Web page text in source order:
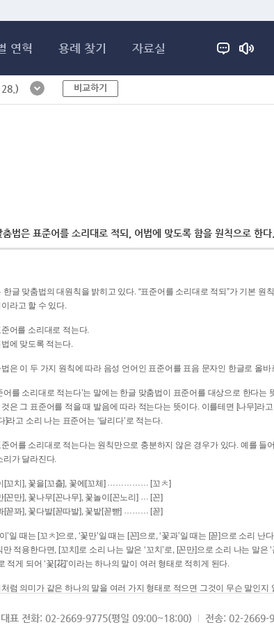
연혁 용례 찾기 자료실
비교하기
춤법은 표준어를 소리대로 적되, 어법에 맞도록 함을 원칙으로 한다.
한글 맞춤법의 대원칙을 밝히고 있다. “표준어를 소리대로 적되”가 기본 원
라고 할 수 있다.
준어를 소리대로 적는다.
법에 맞도록 적는다.
은 이 두 가지 원칙에 따라 음성 언어인 표준어를 표음 문자인 한글로 올
어를 소리대로 적는다’는 말에는 한글 맞춤법이 표준어를 대상으로 한다는
준어를 적을 때 발음에 따라 적는다는 뜻이다. 이를테면 [나무]라고 소리 나는 표준어는 ‘나무’로 적
]라고 소리 나는 표준어는 ‘달리다’로 적는다.
어를 소리대로 적는다는 원칙만으로 충분하지 않은 경우가 있다. 예를 들
리가 달라진다.
[꼬치], 꽃을[꼬츨], 꽃에[꼬체] …………… [꼬ㅊ]
[꼰만], 꽃나무[꼰나무], 꽃놀이[꼰노리] … [꼰]
[꼳꽈], 꽃다발[꼳따발], 꽃밭[꼳빧] ……… [꼳]
이’일 때는 [꼬ㅊ]으로, ‘꽃만’일 때는 [꼰]으로, ‘꽃과’일 때는 [꼳]으로 소리 난
다면, [꼬치]로 소리 나는 말은 ‘꼬치’로, [꼰만]으로 소리 나는 말은 ‘꼰만’으로, [꼳꽈]로 소리 나는 말
적게 되어 ‘꽃[花]’이라는 하나의 말이 여러 형태로 적히게 된다.
럼 의미가 같은 하나의 말을 여러 가지 형태로 적으면 그것이 무슨 말인지
것이 의미를 파악하는 데 효과적이다.
대표 전화: 02-2669-9775(평일 09:00~18:00) 전송: 02-2669-